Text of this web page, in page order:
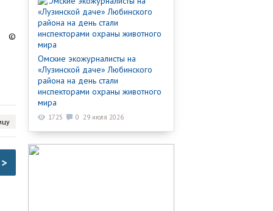
©
>
Омские экожурналисты на
«Лузинской даче» Любинского
района на день стали
инспекторами охраны животного
мира
1725 0 29 июля 2026